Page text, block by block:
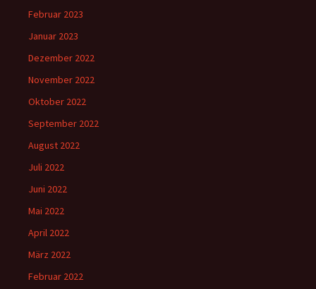
Februar 2023
Januar 2023
Dezember 2022
November 2022
Oktober 2022
September 2022
August 2022
Juli 2022
Juni 2022
Mai 2022
April 2022
März 2022
Februar 2022